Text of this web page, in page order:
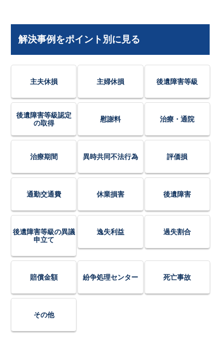
解決事例をポイント別に見る
主夫休損 主婦休損 後遺障害等級
後遺障害等級認定
の取得
慰謝料 治療・通院
治療期間 異時共同不法行為 評価損
通勤交通費 休業損害 後遺障害
後遺障害等級の異議
申立て
逸失利益 過失割合
賠償金額 紛争処理センター 死亡事故
その他